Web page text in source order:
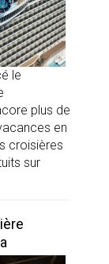
le
plus de
en
croisières
sur